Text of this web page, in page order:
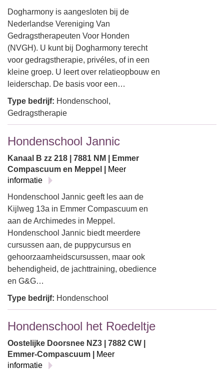
Dogharmony is aangesloten bij de
Nederlandse Vereniging Van
Gedragstherapeuten Voor Honden
(NVGH). U kunt bij Dogharmony terecht
voor gedragstherapie, privéles, of in een
kleine groep. U leert over relatieopbouw en
leiderschap. De basis voor een…
Type bedrijf: Hondenschool,
Gedragstherapie
Hondenschool Jannic
Kanaal B zz 218 | 7881 NM | Emmer
Compascuum en Meppel |
Meer
informatie
Hondenschool Jannic geeft les aan de
Kijlweg 13a in Emmer Compascuum en
aan de Archimedes in Meppel.
Hondenschool Jannic biedt meerdere
cursussen aan, de puppycursus en
gehoorzaamheidscursussen, maar ook
behendigheid, de jachttraining, obedience
en G&G…
Type bedrijf: Hondenschool
Hondenschool het Roedeltje
Oostelijke Doorsnee NZ3 | 7882 CW |
Emmer-Compascuum |
Meer
informatie